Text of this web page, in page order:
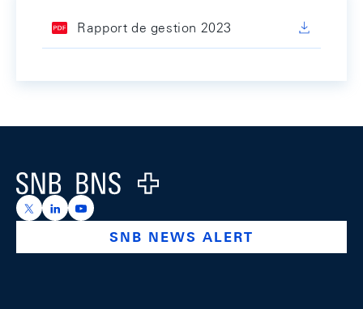
Rapport de gestion 2023
Logo
https://x.com/snb_bns
https://ch.linkedin.com/company/swiss-national-
https://www.youtube.com/@swissnationalbank
SNB NEWS ALERT